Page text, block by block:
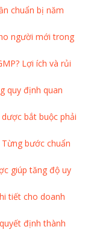
chuẩn bị năm
người mới trong
Lợi ích và rủi
quy định quan
bắt buộc phải
bước chuẩn
giúp tăng độ uy
tiết cho doanh
định thành